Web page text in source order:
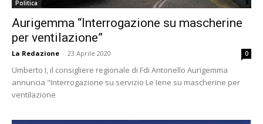
Politica
Aurigemma “Interrogazione su mascherine
per ventilazione”
La Redazione - 23 Aprile 2020 0
Umberto I, il consigliere regionale di Fdi Antonello Aurigemma
annuncia "Interrogazione su servizio Le Iene su mascherine per
ventilazione